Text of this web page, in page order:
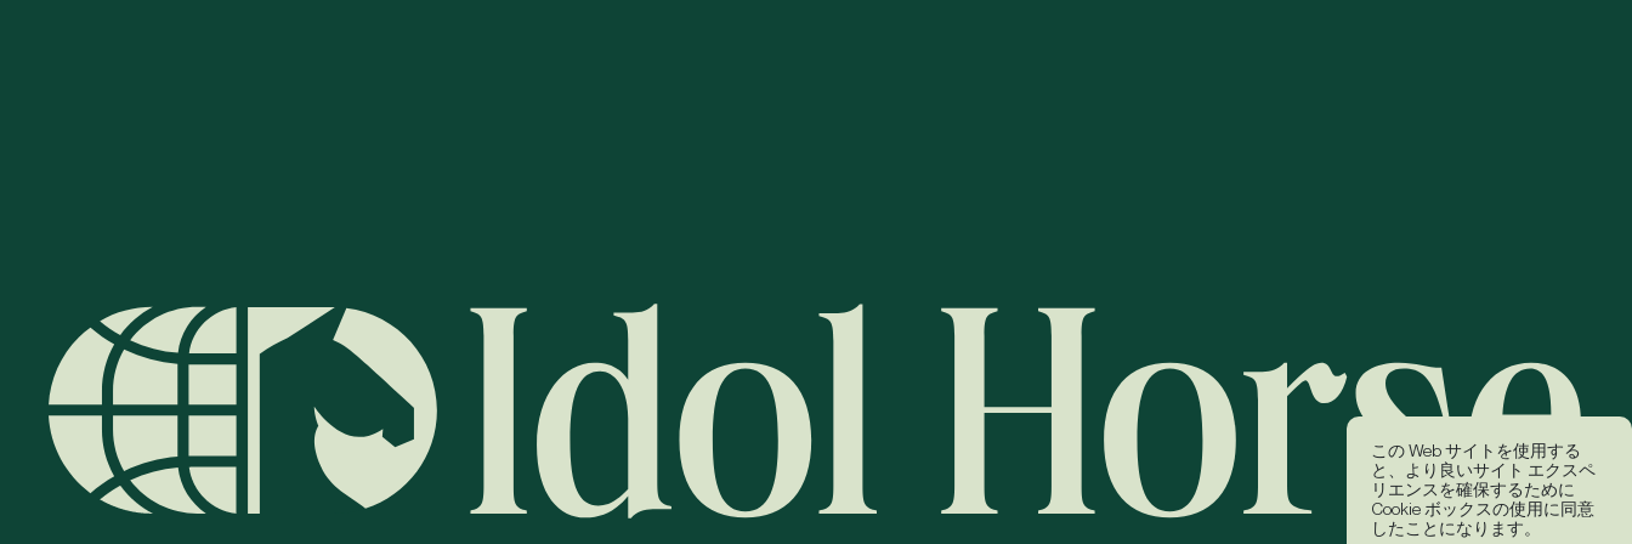
この Web サイトを使用する
と、より良いサイト エクスペ
リエンスを確保するために
Cookie ボックスの使用に同意
したことになります。